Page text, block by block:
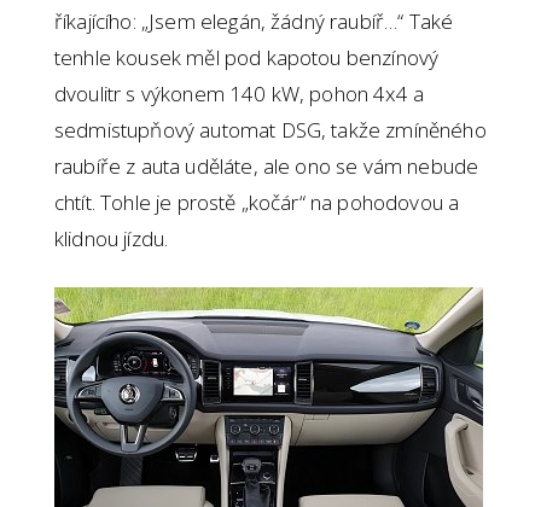
říkajícího: „Jsem elegán, žádný raubíř…“ Také
tenhle kousek měl pod kapotou benzínový
dvoulitr s výkonem 140 kW, pohon 4x4 a
sedmistupňový automat DSG, takže zmíněného
raubíře z auta uděláte, ale ono se vám nebude
chtít. Tohle je prostě „kočár“ na pohodovou a
klidnou jízdu.